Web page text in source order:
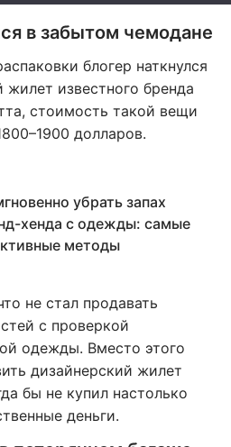
в забытом чемодане
блогер наткнулся
жилет известного бренда
стоимость такой вещи
долларов.
убрать запах
хенда с одежды: самые
методы
не стал продавать
с проверкой
одежды. Вместо этого
дизайнерский жилет
бы не купил настолько
деньги.